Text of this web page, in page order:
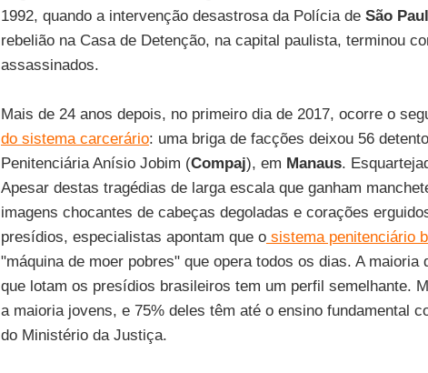
1992, quando a intervenção desastrosa da Polícia deSão
rebelião na Casa de Detenção, na capital paulista, terminou
assassinados.
Mais de 24 anos depois, no primeiro dia de 2017, ocorre o
do sistema carcerário: uma briga de facções deixou 56
Penitenciária Anísio Jobim (Compaj), em Manaus.
Apesar destas tragédias de larga escala que ganham
imagens chocantes de cabeças degoladas e corações
presídios, especialistas apontam que osistema penitenciário
"máquina de moer pobres" que opera todos os dias. A maioria
que lotam os presídios brasileiros tem um perfil semelhante.
a maioria jovens, e 75% deles têm até o ensino fundamental
do Ministério da Justiça.